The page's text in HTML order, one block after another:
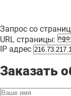
Запрос со
URL страницы:
IP адрес
Заказать